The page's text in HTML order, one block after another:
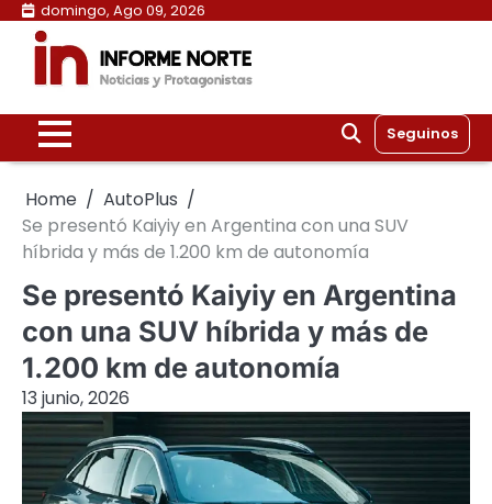
Skip
content
domingo, Ago 09, 2026
Seguinos
Home
AutoPlus
Se presentó Kaiyiy en Argentina con una SUV
híbrida y más de 1.200 km de autonomía
Se presentó Kaiyiy en Argentina
con una SUV híbrida y más de
1.200 km de autonomía
13 junio, 2026